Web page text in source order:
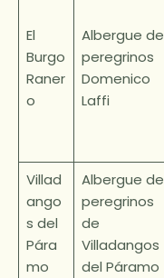
El
Burgo
Raner
o
Albergue de
peregrinos
Domenico
Laffi
Villad
ango
s del
Pára
mo
Albergue de
peregrinos
de
Villadangos
del Páramo